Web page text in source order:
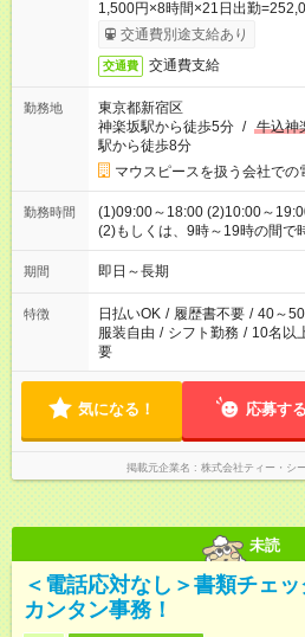
1,500円×8時間×21日出勤
交通費別途支給あり
交通費 交通費支給
勤務地
東京都新宿区
神楽坂駅から徒歩5分 / 牛込神
駅から徒歩8分
マウスピースを扱う会社での
勤務時間
(1)09:00～18:00 (2)10:00～
(2)もしくは、9時～19時の間で
期間 即日～長期
特徴 日払いOK / 履歴書不要 / 40～
服装自由 / シフト勤務 / 10名以
要
気になる！ 応募する
掲載元企業名 株式会社ティー・シ
未読
＜電話応対なし＞書類チェ
カンタン事務！